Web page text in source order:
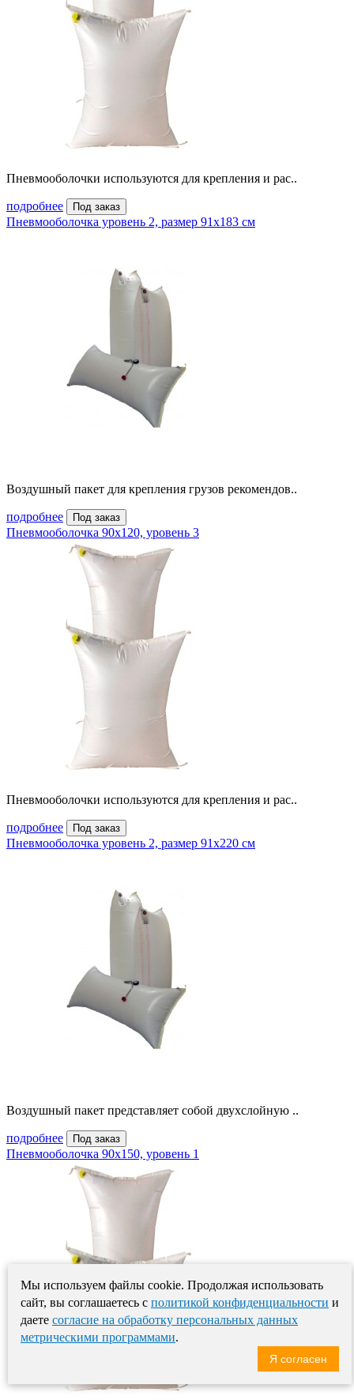
Пневмооболочки используются для крепления и рас..
подробнее Под заказ
Пневмооболочка уровень 2, размер 91x183 см
Воздушный пакет для крепления грузов рекомендов..
подробнее Под заказ
Пневмооболочка 90х120, уровень 3
Пневмооболочки используются для крепления и рас..
подробнее Под заказ
Пневмооболочка уровень 2, размер 91x220 см
Воздушный пакет представляет собой двухслойную ..
подробнее Под заказ
Пневмооболочка 90х150, уровень 1
Мы используем файлы cookie. Продолжая использовать
сайт, вы соглашаетесь с политикой конфиденциальности и
даете согласие на обработку персональных данных
метрическими программами.
Я согласен